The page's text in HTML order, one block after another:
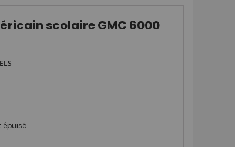
scolaire GMC 6000
épuisé